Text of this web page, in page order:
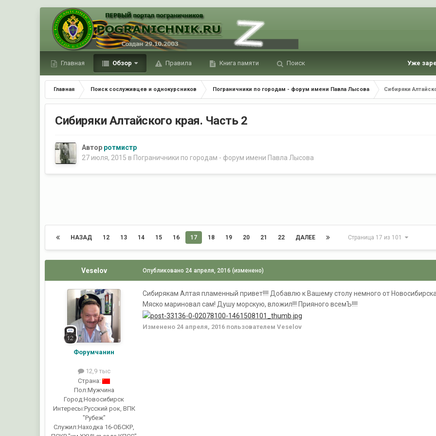
Главная Обзор Правила Книга памяти Поиск Уже
Главная Поиск сослуживцев и однокурсников Пограничники по городам - форум имени Павла Лысова Сибиряки
Сибиряки Алтайского края. Часть 2
Автор ротмистр
27 июля, 2015 в Пограничники по городам - форум имени Павла Лысова
НАЗАД 12 13 14 15 16 17 18 19 20 21 22 ДАЛЕЕ Страница 17 из 101
Veselov
Форумчанин
12,9 тыс
Страна:
Пол:Мужчина
Город:Новосибирск
Интересы:Русский рок, ВПК
"Рубеж"
Служил:Находка 16-ОБСКР,
Опубликовано 24 апреля, 2016 (изменено)
Сибирякам Алтая пламенный привет!!!! Добавлю к Вашему столу немного от
Мяско мариновал сам! Душу морскую, вложил!!! Прияного всемЪ!!!!
Изменено 24 апреля, 2016 пользователем Veselov